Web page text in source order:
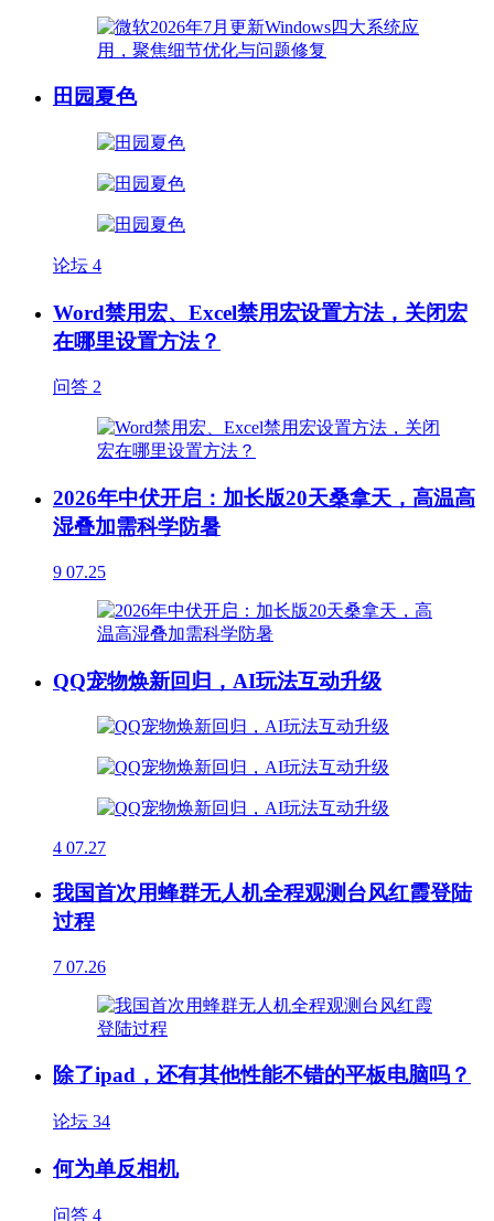
田园夏色
论坛 4
Word禁用宏、Excel禁用宏设置方法，关闭宏
在哪里设置方法？
问答 2
2026年中伏开启：加长版20天桑拿天，高温高
湿叠加需科学防暑
9 07.25
QQ宠物焕新回归，AI玩法互动升级
4 07.27
我国首次用蜂群无人机全程观测台风红霞登陆
过程
7 07.26
除了ipad，还有其他性能不错的平板电脑吗？
论坛 34
何为单反相机
问答 4